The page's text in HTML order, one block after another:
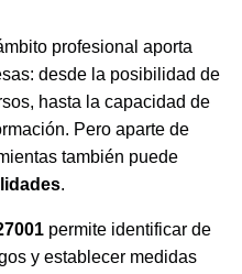
profesional aporta
desde la posibilidad de
hasta la capacidad de
Pero aparte de
también puede
.
permite identificar de
y establecer medidas